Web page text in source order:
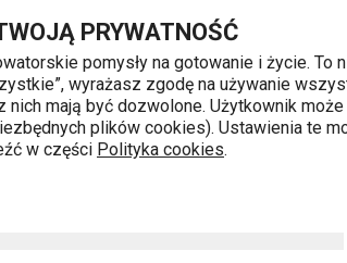
PRYWATNOŚĆ
pomysły na gotowanie i życie.
wyrażasz zgodę na używanie
mają być dozwolone. Użytkownik
plików cookies). Ustawienia te
w części Polityka cookies.
Przejdź do głównej
Przejdź do wyszukiwania
Przejdź do nawigacji
od 8 do 16